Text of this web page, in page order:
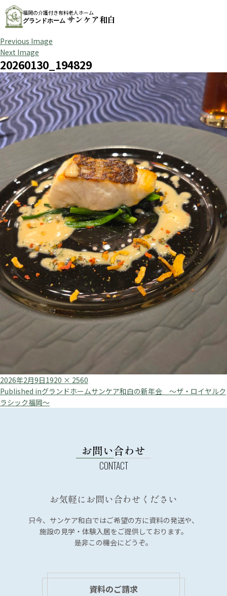
福岡の介護付き有料老人ホーム
グランドホーム サンケア和白
Previous Image
Next Image
20260130_194829
Posted
on
2026年2月9日Full
size
1920 × 2560
投
稿
Published inグランドホームサンケア和白の新年会 ～ザ・ロイヤルク
ラシック福岡～
お問い合わせ
お気軽にお問い合わせください
只今、サンケア和白ではご希望の方に資料の発送や、
施設の見学・体験入居をご提供しております。
是非この機会にどうぞ。
資料のご請求